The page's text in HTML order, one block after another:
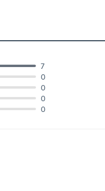
0
0
0
0
7